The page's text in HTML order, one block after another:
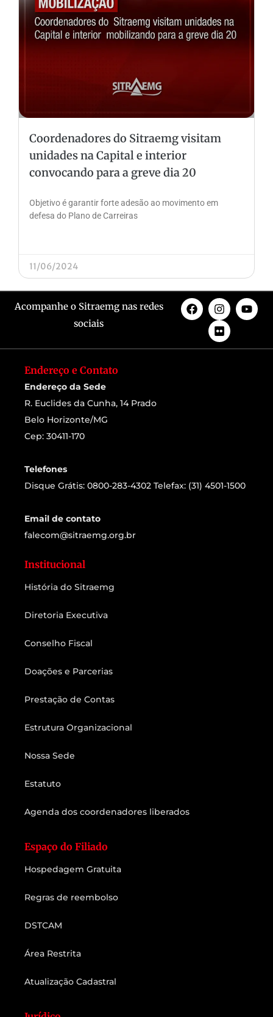
Coordenadores do Sitraemg visitam
unidades na Capital e interior
convocando para a greve dia 20
Objetivo é garantir forte adesão ao movimento em
defesa do Plano de Carreiras
11/06/2024
Acompanhe o Sitraemg nas redes
sociais
Endereço e Contato
Endereço da Sede
R. Euclides da Cunha, 14 Prado
Belo Horizonte/MG
Cep: 30411-170
Telefones
Disque Grátis: 0800-283-4302 Telefax: (31) 4501-1500
Email de contato
falecom@sitraemg.org.br
Institucional
História do Sitraemg
Diretoria Executiva
Conselho Fiscal
Doações e Parcerias
Prestação de Contas
Estrutura Organizacional
Nossa Sede
Estatuto
Agenda dos coordenadores liberados
Espaço do Filiado
Hospedagem Gratuita
Regras de reembolso
DSTCAM
Área Restrita
Atualização Cadastral